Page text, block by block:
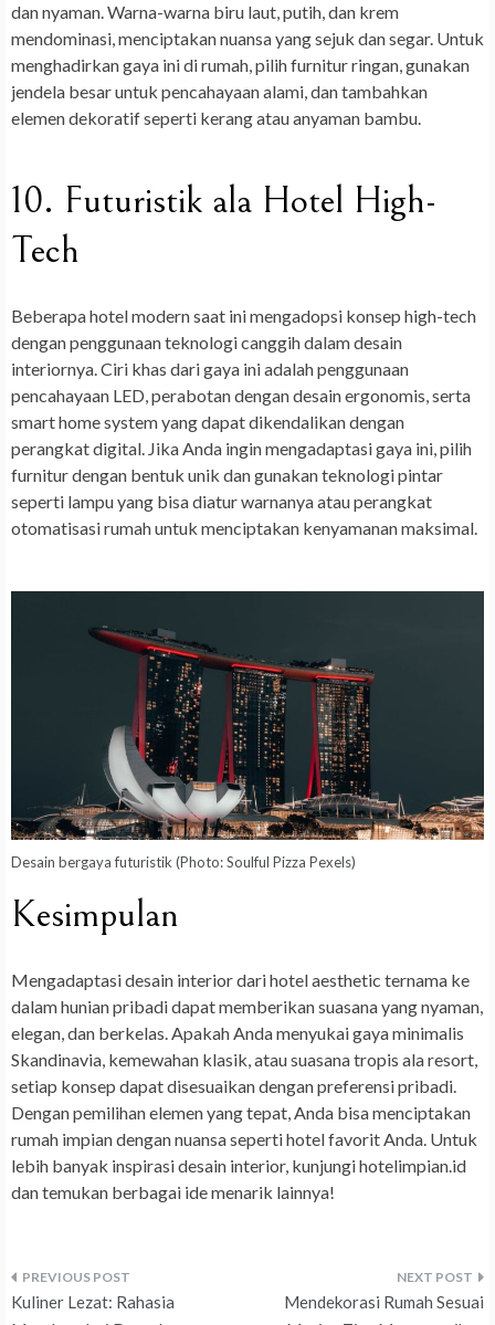
dan nyaman. Warna-warna biru laut, putih, dan krem
mendominasi, menciptakan nuansa yang sejuk dan segar. Untuk
menghadirkan gaya ini di rumah, pilih furnitur ringan, gunakan
jendela besar untuk pencahayaan alami, dan tambahkan
elemen dekoratif seperti kerang atau anyaman bambu.
10. Futuristik ala Hotel High-
Tech
Beberapa hotel modern saat ini mengadopsi konsep high-tech
dengan penggunaan teknologi canggih dalam desain
interiornya. Ciri khas dari gaya ini adalah penggunaan
pencahayaan LED, perabotan dengan desain ergonomis, serta
smart home system yang dapat dikendalikan dengan
perangkat digital. Jika Anda ingin mengadaptasi gaya ini, pilih
furnitur dengan bentuk unik dan gunakan teknologi pintar
seperti lampu yang bisa diatur warnanya atau perangkat
otomatisasi rumah untuk menciptakan kenyamanan maksimal.
Desain bergaya futuristik (Photo: Soulful Pizza Pexels)
Kesimpulan
Mengadaptasi desain interior dari hotel aesthetic ternama ke
dalam hunian pribadi dapat memberikan suasana yang nyaman,
elegan, dan berkelas. Apakah Anda menyukai gaya minimalis
Skandinavia, kemewahan klasik, atau suasana tropis ala resort,
setiap konsep dapat disesuaikan dengan preferensi pribadi.
Dengan pemilihan elemen yang tepat, Anda bisa menciptakan
rumah impian dengan nuansa seperti hotel favorit Anda. Untuk
lebih banyak inspirasi desain interior, kunjungi hotelimpian.id
dan temukan berbagai ide menarik lainnya!
Post
Kuliner Lezat: Rahasia
Mendekorasi Rumah Sesuai